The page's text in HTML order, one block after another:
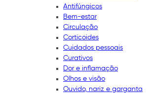
Antifúngicos
Bem-estar
Circulação
Corticoides
Cuidados pessoais
Curativos
Dor e inflamação
Olhos e visão
Ouvido, nariz e garganta